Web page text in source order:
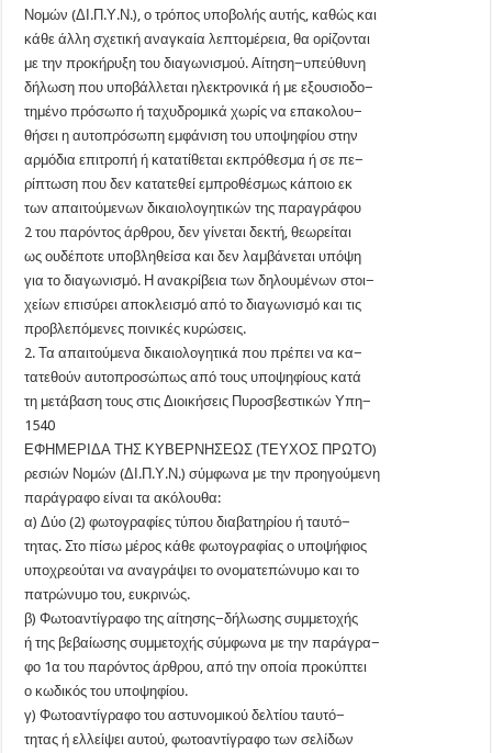
Νομών (ΔΙ.Π.Υ.Ν.), ο τρόπος υποβολής αυτής, καθώς και
κάθε άλλη σχετική αναγκαία λεπτομέρεια, θα ορίζονται
με την προκήρυξη του διαγωνισμού. Αίτηση−υπεύθυνη
δήλωση που υποβάλλεται ηλεκτρονικά ή με εξουσιοδο−
τημένο πρόσωπο ή ταχυδρομικά χωρίς να επακολου−
θήσει η αυτοπρόσωπη εμφάνιση του υποψηφίου στην
αρμόδια επιτροπή ή κατατίθεται εκπρόθεσμα ή σε πε−
ρίπτωση που δεν κατατεθεί εμπροθέσμως κάποιο εκ
των απαιτούμενων δικαιολογητικών της παραγράφου
2 του παρόντος άρθρου, δεν γίνεται δεκτή, θεωρείται
ως ουδέποτε υποβληθείσα και δεν λαμβάνεται υπόψη
για το διαγωνισμό. Η ανακρίβεια των δηλουμένων στοι−
χείων επισύρει αποκλεισμό από το διαγωνισμό και τις
προβλεπόμενες ποινικές κυρώσεις.
2. Τα απαιτούμενα δικαιολογητικά που πρέπει να κα−
τατεθούν αυτοπροσώπως από τους υποψηφίους κατά
τη μετάβαση τους στις Διοικήσεις Πυροσβεστικών Υπη−
1540
ΕΦΗΜΕΡΙΔΑ ΤΗΣ ΚΥΒΕΡΝΗΣΕΩΣ (ΤΕΥΧΟΣ ΠΡΩΤΟ)
ρεσιών Νομών (ΔΙ.Π.Υ.Ν.) σύμφωνα με την προηγούμενη
παράγραφο είναι τα ακόλουθα:
α) Δύο (2) φωτογραφίες τύπου διαβατηρίου ή ταυτό−
τητας. Στο πίσω μέρος κάθε φωτογραφίας ο υποψήφιος
υποχρεούται να αναγράψει το ονοματεπώνυμο και το
πατρώνυμο του, ευκρινώς.
β) Φωτοαντίγραφο της αίτησης−δήλωσης συμμετοχής
ή της βεβαίωσης συμμετοχής σύμφωνα με την παράγρα−
φο 1α του παρόντος άρθρου, από την οποία προκύπτει
ο κωδικός του υποψηφίου.
γ) Φωτοαντίγραφο του αστυνομικού δελτίου ταυτό−
τητας ή ελλείψει αυτού, φωτοαντίγραφο των σελίδων